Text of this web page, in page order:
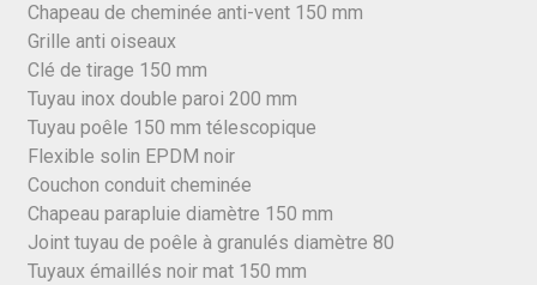
Chapeau de cheminée anti-vent 150 mm
Grille anti oiseaux
Clé de tirage 150 mm
Tuyau inox double paroi 200 mm
Tuyau poêle 150 mm télescopique
Flexible solin EPDM noir
Couchon conduit cheminée
Chapeau parapluie diamètre 150 mm
Joint tuyau de poêle à granulés diamètre 80
Tuyaux émaillés noir mat 150 mm